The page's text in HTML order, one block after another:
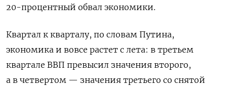
20-процентный обвал экономики.
Квартал к кварталу, по словам Путина,
экономика и вовсе растет с лета: в третьем
квартале ВВП превысил значения второго,
а в четвертом — значения третьего со снятой